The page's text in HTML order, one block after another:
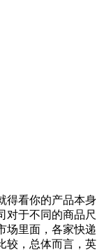
得看你的产品本身
对于不同的商品尺
场里面，各家快递
较，总体而言，英